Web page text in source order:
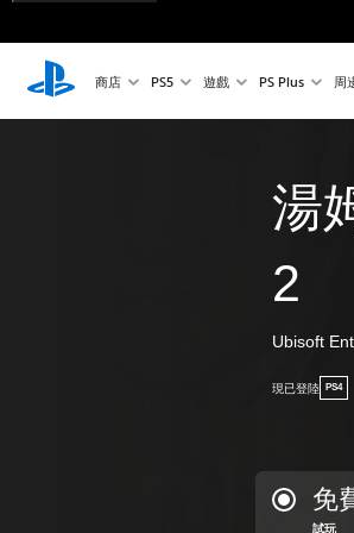
商店 PS5 遊戲 PS Plus 周
湯
2
Ubisoft
現已登陸 PS4
免
試玩